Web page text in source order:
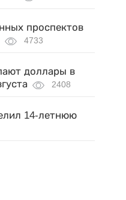
проспектов
4733
доллары в
2408
14-летнюю